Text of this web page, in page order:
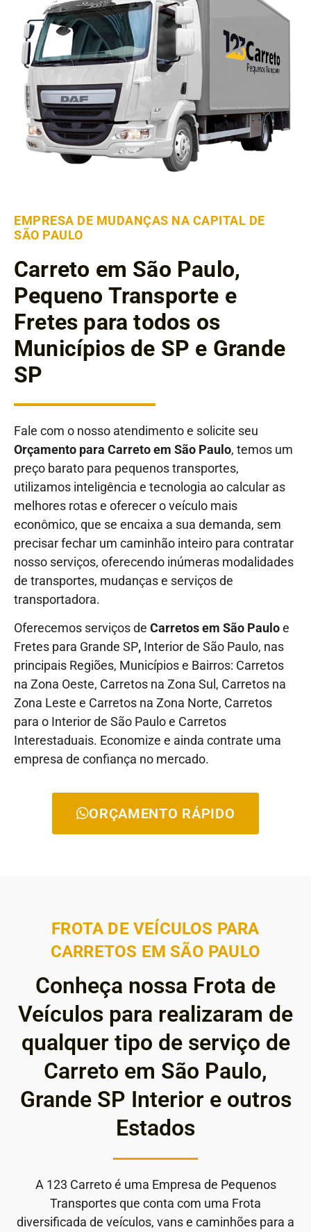
EMPRESA DE MUDANÇAS NA CAPITAL DE
SÃO PAULO
Carreto em São Paulo,
Pequeno Transporte e
Fretes para todos os
Municípios de SP e Grande
SP
Fale com o nosso atendimento e solicite seu
Orçamento para Carreto em São Paulo, temos um
preço barato para pequenos transportes,
utilizamos inteligência e tecnologia ao calcular as
melhores rotas e oferecer o veículo mais
econômico, que se encaixa a sua demanda, sem
precisar fechar um caminhão inteiro para contratar
nosso serviços, oferecendo inúmeras modalidades
de transportes, mudanças e serviços de
transportadora.
Oferecemos serviços de Carretos em São Pauloe
Fretes para Grande SP, Interior de São Paulo, nas
principais Regiões, Municípios e Bairros: Carretos
na Zona Oeste, Carretos na Zona Sul, Carretos na
Zona Leste e Carretos na Zona Norte, Carretos
para o Interior de São Paulo e Carretos
Interestaduais. Economize e ainda contrate uma
empresa de confiança no mercado.
ORÇAMENTO RÁPIDO
FROTA DE VEÍCULOS PARA
CARRETOS EM SÃO PAULO
Conheça nossa Frota de
Veículos para realizaram de
qualquer tipo de serviço de
Carreto em São Paulo,
Grande SP Interior e outros
Estados
A 123 Carreto é uma Empresa de Pequenos
Transportes que conta com uma Frota
diversificada de veículos, vans e caminhões para a